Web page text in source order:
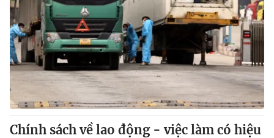
Chính sách về lao động - việc làm có hiệu